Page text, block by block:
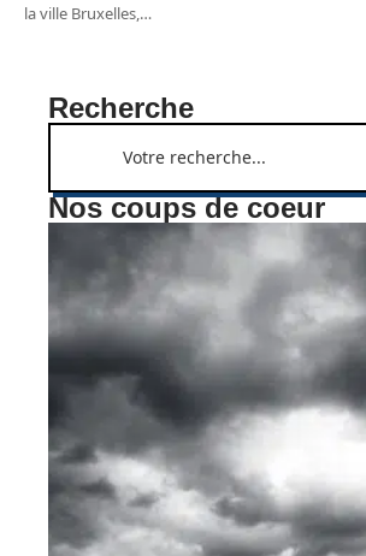
la ville Bruxelles,…
Recherche
Nos coups de coeur